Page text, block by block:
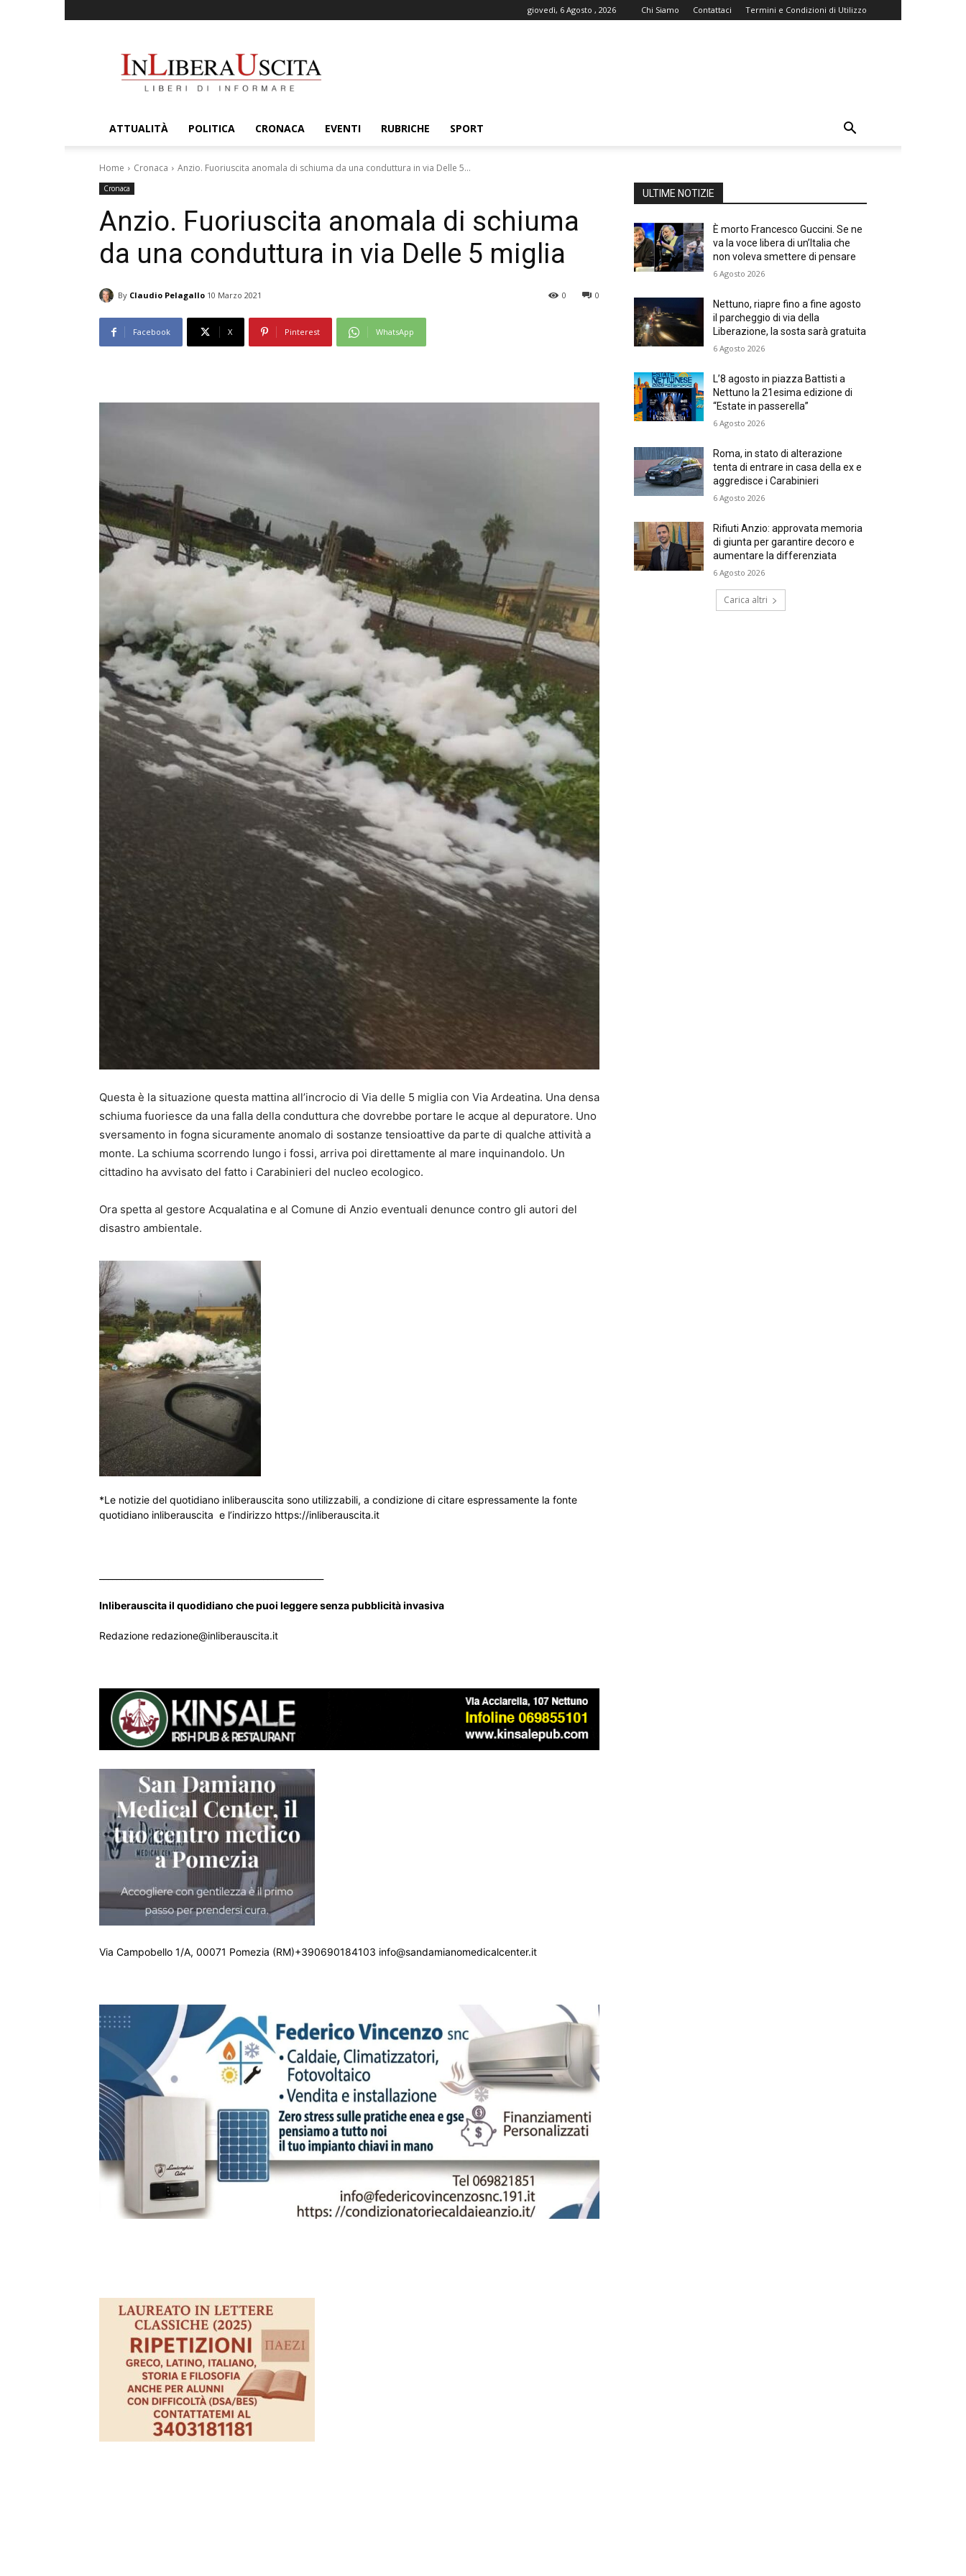
giovedì, 6 Agosto , 2026 Chi Siamo Contattaci Termini e Condizioni di Utilizzo
ATTUALITÀ POLITICA CRONACA EVENTI RUBRICHE SPORT
Home Cronaca Anzio. Fuoriuscita anomala di schiuma da una conduttura in via Delle 5...
Cronaca
Anzio. Fuoriuscita anomala di schiuma
da una conduttura in via Delle 5 miglia
By Claudio Pelagallo 10 Marzo 2021 0
0
Facebook X Pinterest WhatsApp
Questa è la situazione questa mattina all’incrocio di Via delle 5 miglia con Via Ardeatina. Una densa
schiuma fuoriesce da una falla della conduttura che dovrebbe portare le acque al depuratore. Uno
sversamento in fogna sicuramente anomalo di sostanze tensioattive da parte di qualche attività a
monte. La schiuma scorrendo lungo i fossi, arriva poi direttamente al mare inquinandolo. Un
cittadino ha avvisato del fatto i Carabinieri del nucleo ecologico.
Ora spetta al gestore Acqualatina e al Comune di Anzio eventuali denunce contro gli autori del
disastro ambientale.
*Le notizie del quotidiano inliberauscita sono utilizzabili, a condizione di citare espressamente la fonte
quotidiano inliberauscita e l’indirizzo https://inliberauscita.it
Inliberauscita il quodidiano che puoi leggere senza pubblicità invasiva
Redazione redazione@inliberauscita.it
Via Campobello 1/A, 00071 Pomezia (RM)+390690184103 info@sandamianomedicalcenter.it
ULTIME NOTIZIE
È morto Francesco Guccini. Se ne
va la voce libera di un’Italia che
non voleva smettere di pensare
6 Agosto 2026
Nettuno, riapre fino a fine agosto
il parcheggio di via della
Liberazione, la sosta sarà gratuita
6 Agosto 2026
L’8 agosto in piazza Battisti a
Nettuno la 21esima edizione di
“Estate in passerella”
6 Agosto 2026
Roma, in stato di alterazione
tenta di entrare in casa della ex e
aggredisce i Carabinieri
6 Agosto 2026
Rifiuti Anzio: approvata memoria
di giunta per garantire decoro e
aumentare la differenziata
6 Agosto 2026
Carica altri